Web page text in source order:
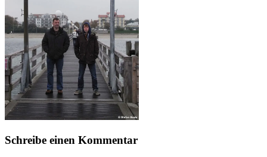
Schreibe einen Kommentar